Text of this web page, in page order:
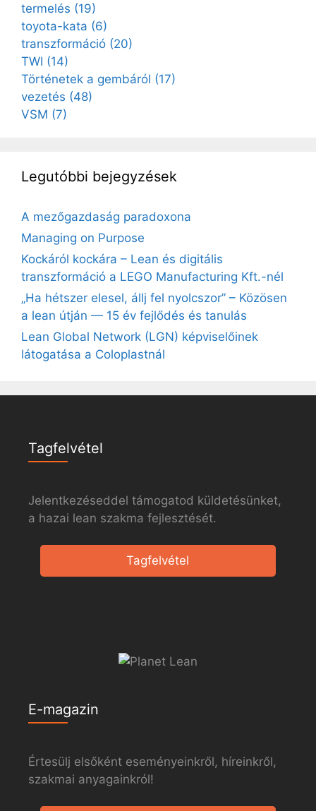
termelés (19)
toyota-kata (6)
transzformáció (20)
TWI (14)
Történetek a gembáról (17)
vezetés (48)
VSM (7)
Legutóbbi bejegyzések
A mezőgazdaság paradoxona
Managing on Purpose
Kockáról kockára – Lean és digitális
transzformáció a LEGO Manufacturing Kft.-nél
„Ha hétszer elesel, állj fel nyolcszor” – Közösen
a lean útján — 15 év fejlődés és tanulás
Lean Global Network (LGN) képviselőinek
látogatása a Coloplastnál
Tagfelvétel
Jelentkezéseddel támogatod küldetésünket,
a hazai lean szakma fejlesztését.
Tagfelvétel
E-magazin
Értesülj elsőként eseményeinkről, híreinkről,
szakmai anyagainkról!